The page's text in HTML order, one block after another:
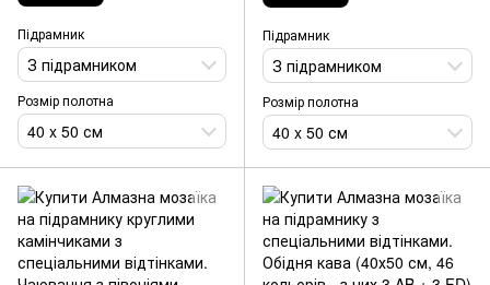
Підрамник
З підрамником
Розмір полотна
40 x 50 см
Підрамник
З підрамником
Розмір полотна
40 x 50 см